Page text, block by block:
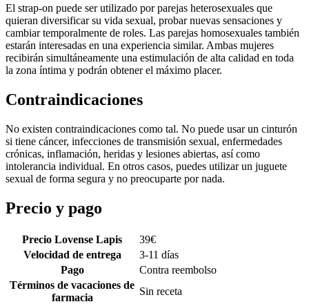
El strap-on puede ser utilizado por parejas heterosexuales que
quieran diversificar su vida sexual, probar nuevas sensaciones y
cambiar temporalmente de roles. Las parejas homosexuales también
estarán interesadas en una experiencia similar. Ambas mujeres
recibirán simultáneamente una estimulación de alta calidad en toda
la zona íntima y podrán obtener el máximo placer.
Contraindicaciones
No existen contraindicaciones como tal. No puede usar un cinturón
si tiene cáncer, infecciones de transmisión sexual, enfermedades
crónicas, inflamación, heridas y lesiones abiertas, así como
intolerancia individual. En otros casos, puedes utilizar un juguete
sexual de forma segura y no preocuparte por nada.
Precio y pago
Precio Lovense Lapis 39€
Velocidad de entrega
3-11 días
Pago
Contra reembolso
Términos de vacaciones de
farmacia
Sin receta